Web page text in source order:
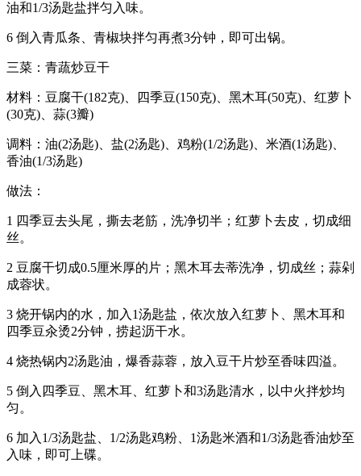
油和1/3汤匙盐拌匀入味。
6 倒入青瓜条、青椒块拌匀再煮3分钟，即可出锅。
三菜：青蔬炒豆干
材料：豆腐干(182克)、四季豆(150克)、黑木耳(50克)、红萝卜
(30克)、蒜(3瓣)
调料：油(2汤匙)、盐(2汤匙)、鸡粉(1/2汤匙)、米酒(1汤匙)、
香油(1/3汤匙)
做法：
1 四季豆去头尾，撕去老筋，洗净切半；红萝卜去皮，切成细
丝。
2 豆腐干切成0.5厘米厚的片；黑木耳去蒂洗净，切成丝；蒜剁
成蓉状。
3 烧开锅内的水，加入1汤匙盐，依次放入红萝卜、黑木耳和
四季豆汆烫2分钟，捞起沥干水。
4 烧热锅内2汤匙油，爆香蒜蓉，放入豆干片炒至香味四溢。
5 倒入四季豆、黑木耳、红萝卜和3汤匙清水，以中火拌炒均
匀。
6 加入1/3汤匙盐、1/2汤匙鸡粉、1汤匙米酒和1/3汤匙香油炒至
入味，即可上碟。